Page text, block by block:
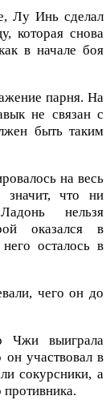
Лу Инь сделал
которая снова
в начале боя
парня. На
не связан с
быть таким
на весь
значит, что ни
нельзя
оказался в
осталось в
чего он до
Чжи выиграла
участвовал в
сокурсники, а
противника.